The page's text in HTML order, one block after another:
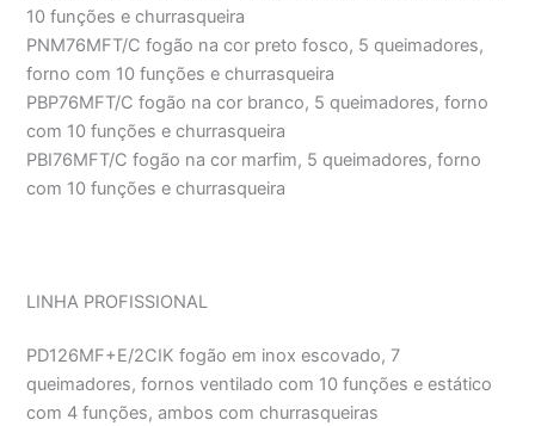
10 funções e churrasqueira
PNM76MFT/C fogão na cor preto fosco, 5 queimadores,
forno com 10 funções e churrasqueira
PBP76MFT/C fogão na cor branco, 5 queimadores, forno
com 10 funções e churrasqueira
PBI76MFT/C fogão na cor marfim, 5 queimadores, forno
com 10 funções e churrasqueira
LINHA PROFISSIONAL
PD126MF+E/2CIK fogão em inox escovado, 7
queimadores, fornos ventilado com 10 funções e estático
com 4 funções, ambos com churrasqueiras